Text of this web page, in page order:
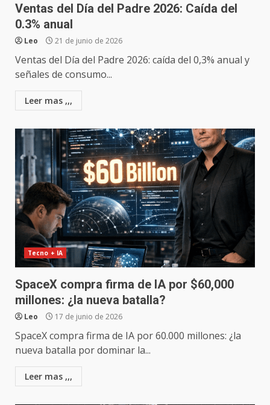
Ventas del Día del Padre 2026: Caída del
0.3% anual
Leo 21 de junio de 2026
Ventas del Día del Padre 2026: caída del 0,3% anual y
señales de consumo...
Leer mas ,,,
Tecno + IA
SpaceX compra firma de IA por $60,000
millones: ¿la nueva batalla?
Leo 17 de junio de 2026
SpaceX compra firma de IA por 60.000 millones: ¿la
nueva batalla por dominar la...
Leer mas ,,,